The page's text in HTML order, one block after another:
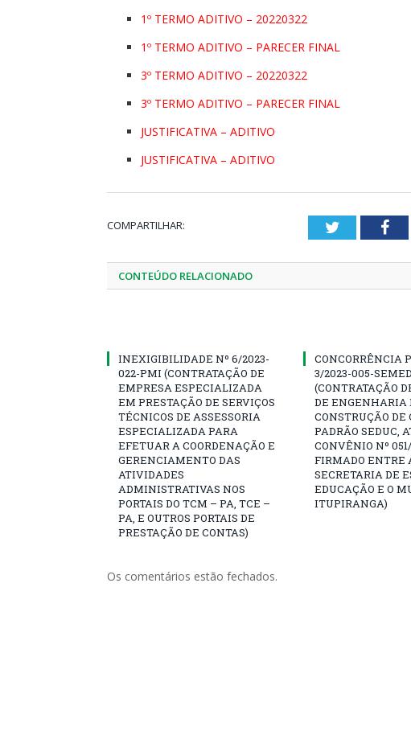
1º TERMO ADITIVO – 20220322
1º TERMO ADITIVO – PARECER FINAL
3º TERMO ADITIVO – 20220322
3º TERMO ADITIVO – PARECER FINAL
JUSTIFICATIVA – ADITIVO
JUSTIFICATIVA – ADITIVO
COMPARTILHAR: Twitter
CONTEÚDO RELACIONADO
INEXIGIBILIDADE Nº 6/2023-
022-PMI (CONTRATAÇÃO DE
EMPRESA ESPECIALIZADA
EM PRESTAÇÃO DE SERVIÇOS
TÉCNICOS DE ASSESSORIA
ESPECIALIZADA PARA
EFETUAR A COORDENAÇÃO E
GERENCIAMENTO DAS
ATIVIDADES
ADMINISTRATIVAS NOS
PORTAIS DO TCM – PA, TCE –
PA, E OUTROS PORTAIS DE
PRESTAÇÃO DE CONTAS)
CONCORRÊNCIA
3/2023-005-SEMED
(CONTRATAÇÃO
DE ENGENHARIA
CONSTRUÇÃO DE
PADRÃO SEDUC,
CONVÊNIO Nº
FIRMADO ENTRE
SECRETARIA DE
EDUCAÇÃO E O
ITUPIRANGA)
Os comentários estão fechados.